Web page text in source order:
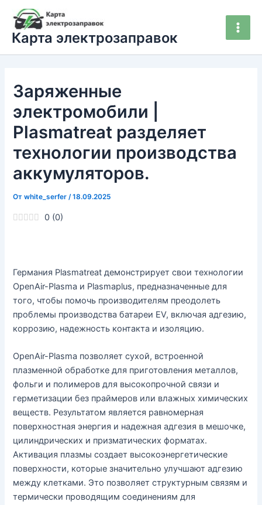
Перейти
содержимому
Карта электрозаправок
Заряженные
электромобили |
Plasmatreat разделяет
технологии производства
аккумуляторов.
Отwhite_serfer/18.09.2025
0 (0)
Германия Plasmatreat демонстрирует свои технологии
OpenAir-Plasma и Plasmaplus, предназначенные для
того, чтобы помочь производителям преодолеть
проблемы производства батареи EV, включая адгезию,
коррозию, надежность контакта и изоляцию.
OpenAir-Plasma позволяет сухой, встроенной
плазменной обработке для приготовления металлов,
фольги и полимеров для высокопрочной связи и
герметизации без праймеров или влажных химических
веществ. Результатом является равномерная
поверхностная энергия и надежная адгезия в мешочке,
цилиндрических и призматических форматах.
Активация плазмы создает высокоэнергетические
поверхности, которые значительно улучшают адгезию
между клетками. Это позволяет структурным связям и
термически проводящим соединениям для